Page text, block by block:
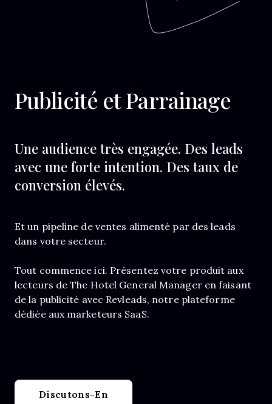
Publicité et Parrainage
Une audience très engagée. Des leads
avec une forte intention. Des taux de
conversion élevés.
Et un pipeline de ventes alimenté par des leads
dans votre secteur.
Tout commence ici. Présentez votre produit aux
lecteurs de The Hotel General Manager en faisant
de la publicité avec Revleads, notre plateforme
dédiée aux marketeurs SaaS.
Discutons-En